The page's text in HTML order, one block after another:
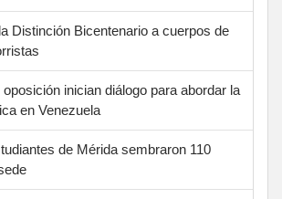
Distinción Bicentenario a cuerpos de
inician diálogo para abordar la
en Venezuela
de Mérida sembraron 110